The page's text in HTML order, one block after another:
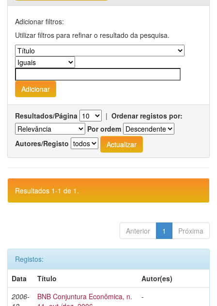
Adicionar filtros:
Utilizar filtros para refinar o resultado da pesquisa.
Resultados/Página | Ordenar registos por:
Por ordem
Autores/Registo
Resultados 1-1 de 1.
Anterior 1 Próxima
Registos:
Data
Título
Autor(es)
2006-
BNB Conjuntura Econômica, n.
-